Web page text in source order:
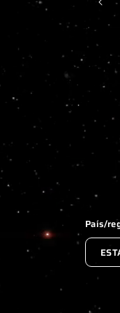
UNA
VENTANA
MODAL
País/